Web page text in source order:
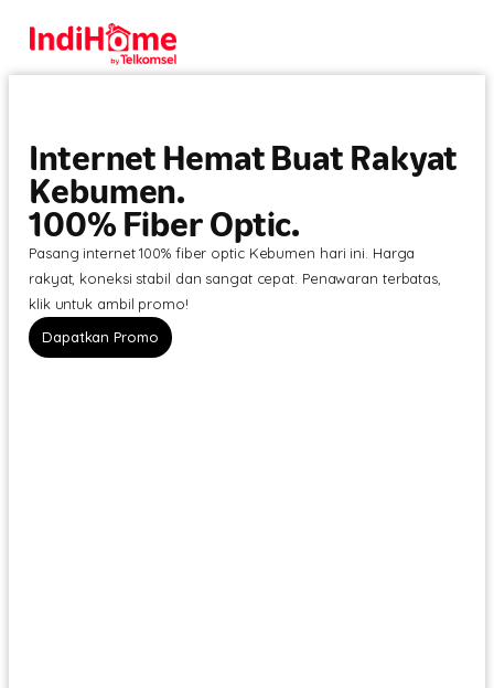
Internet Hemat Buat Rakyat
Kebumen.
100% Fiber Optic.
Pasang internet 100% fiber optic Kebumen hari ini. Harga
rakyat, koneksi stabil dan sangat cepat. Penawaran terbatas,
klik untuk ambil promo!
Dapatkan Promo